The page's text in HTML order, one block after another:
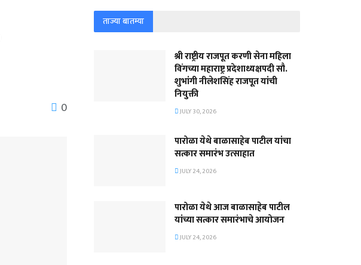
0
ताज्या बातम्या
श्री राष्ट्रीय राजपूत करणी सेना महिला
विंगच्या महाराष्ट्र प्रदेशाध्यक्षपदी सौ.
शुभांगी नीलेशसिंह राजपूत यांची
नियुक्ती
JULY 30, 2026
पारोळा येथे बाळासाहेब पाटील यांचा
सत्कार समारंभ उत्साहात
JULY 24, 2026
पारोळा येथे आज बाळासाहेब पाटील
यांच्या सत्कार समारंभाचे आयोजन
JULY 24, 2026